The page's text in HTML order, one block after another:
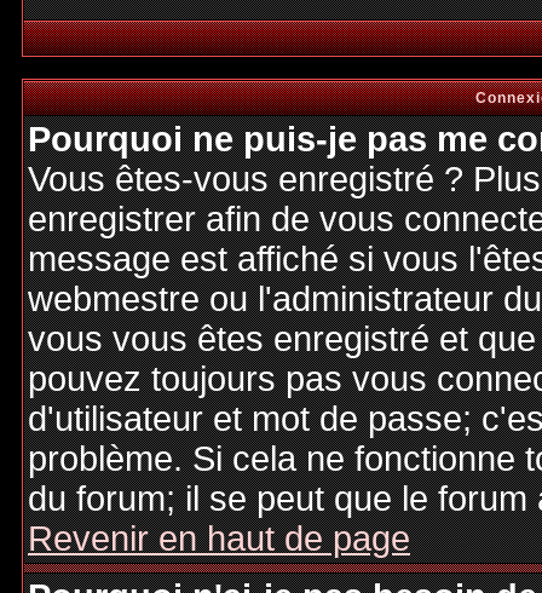
Pourquoi ne puis-je pas me
Vous êtes-vous enregistré ?
enregistrer afin de vous
message est affiché si vous
webmestre ou l'administrateur
vous vous êtes enregistré et
pouvez toujours pas vous
d'utilisateur et mot de passe;
problème. Si cela ne fonctionne
du forum; il se peut que le
Revenir en haut de page